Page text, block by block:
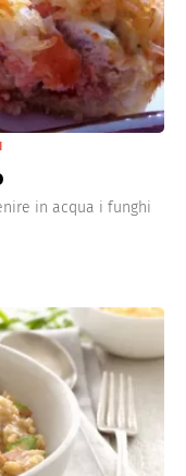
in acqua i funghi